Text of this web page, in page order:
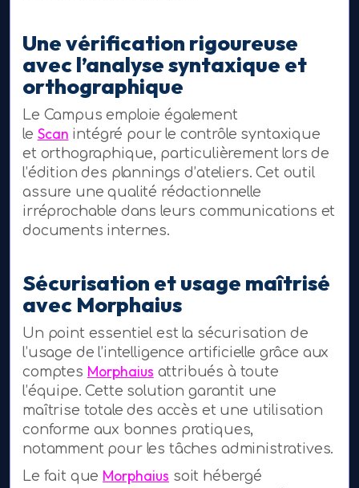
Une vérification rigoureuse
avec l’analyse syntaxique et
orthographique
Le Campus emploie également
le Scan intégré pour le contrôle syntaxique
et orthographique, particulièrement lors de
l’édition des plannings d’ateliers. Cet outil
assure une qualité rédactionnelle
irréprochable dans leurs communications et
documents internes.
Sécurisation et usage maîtrisé
avec Morphaius
Un point essentiel est la sécurisation de
l’usage de l’intelligence artificielle grâce aux
comptes Morphaius attribués à toute
l’équipe. Cette solution garantit une
maîtrise totale des accès et une utilisation
conforme aux bonnes pratiques,
notamment pour les tâches administratives.
Le fait que Morphaius soit hébergé